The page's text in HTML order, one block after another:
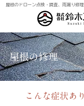
屋根のドローン点検・調査、雨漏り修
​屋根の修理
こんな症状あ